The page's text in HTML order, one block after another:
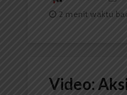
2 menit waktu
Video: